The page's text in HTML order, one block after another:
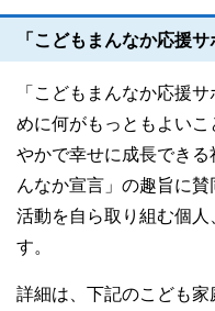
「こどもまんなか応援
「こどもまんなか応援
めに何がもっともよい
やかで幸せに成長でき
んなか宣言」の趣旨に
活動を自ら取り組む個
す。
詳細は、下記のこども